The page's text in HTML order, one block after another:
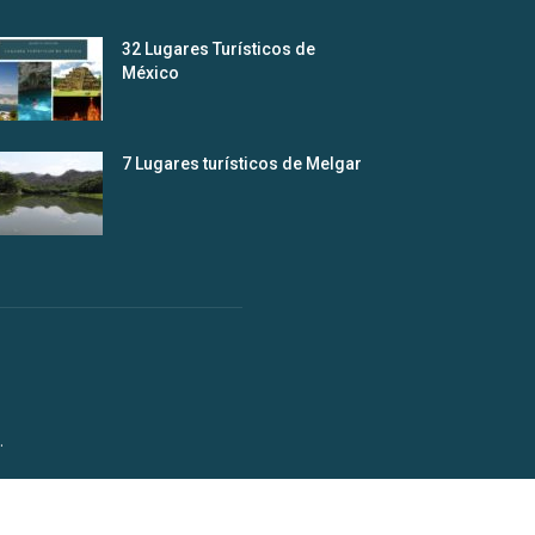
32 Lugares Turísticos de
México
7 Lugares turísticos de Melgar